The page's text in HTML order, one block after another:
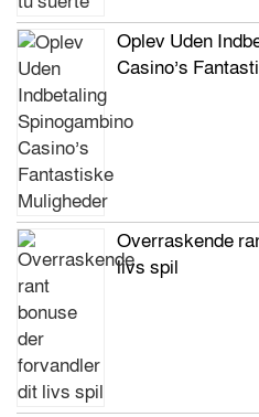
Oplev Uden
Casino’s
Overraskende
livs spil